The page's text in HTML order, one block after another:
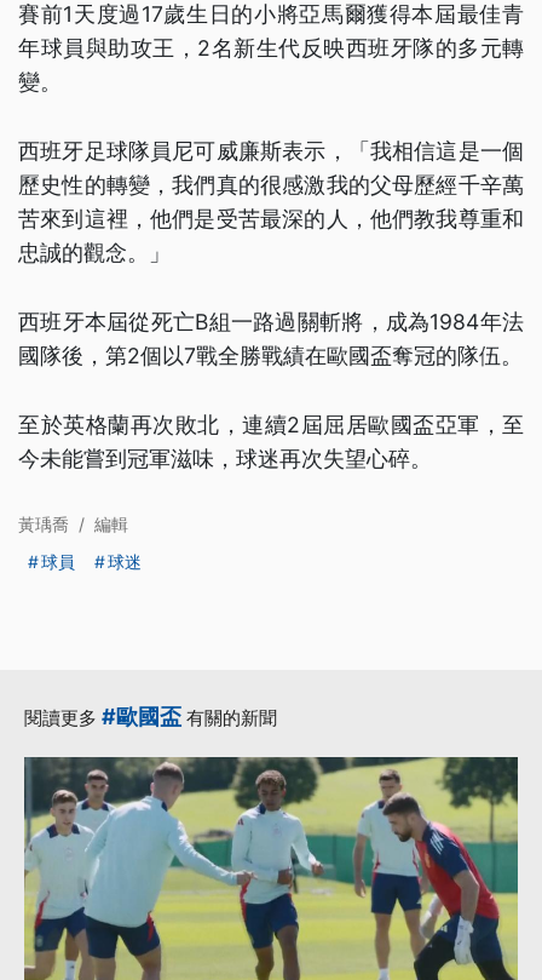
賽前1天度過17歲生日的小將亞馬爾獲得本屆最佳青
年球員與助攻王，2名新生代反映西班牙隊的多元轉
變。
西班牙足球隊員尼可威廉斯表示，「我相信這是一個
歷史性的轉變，我們真的很感激我的父母歷經千辛萬
苦來到這裡，他們是受苦最深的人，他們教我尊重和
忠誠的觀念。」
西班牙本屆從死亡B組一路過關斬將，成為1984年法
國隊後，第2個以7戰全勝戰績在歐國盃奪冠的隊伍。
至於英格蘭再次敗北，連續2屆屈居歐國盃亞軍，至
今未能嘗到冠軍滋味，球迷再次失望心碎。
黃瑀喬 / 編輯
球員
球迷
閱讀更多 #歐國盃 有關的新聞